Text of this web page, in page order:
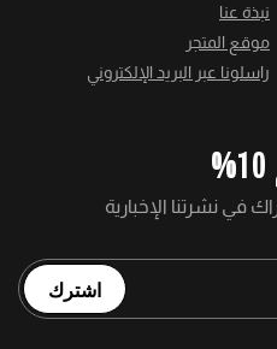
نبذة عنا
موقع المتجر
راسلونا عبر البريد الإلكتروني
اشترك